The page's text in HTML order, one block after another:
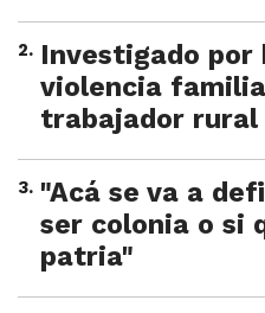
2. Investigado por
violencia
trabajador rural
3. "Acá se va a
ser colonia o si
patria"